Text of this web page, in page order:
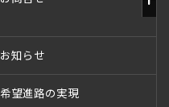
お知らせ
希望進路の実現